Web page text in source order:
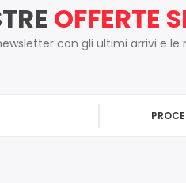
OFFERTE
con gli ultimi arrivi e le